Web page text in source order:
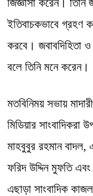
জিজ্ঞাসা করেন।
ইতিবাচকভাবে গ্রহণ
করবে। জবাবদিহিতা
বলে তিনি মনে করেন।
মতবিনিময় সভায়
মিডিয়ার সাংবাদিকরা
মাহবুবুর রহমান
ফরিদ উদ্দিন মুফতি
এছাড়া সাংবাদিক